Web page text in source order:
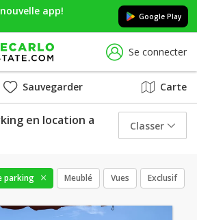
app! Google Play
Se connecter
Sauvegarder Carte
en location a
Classer
parking Meublé Vues Exclusif